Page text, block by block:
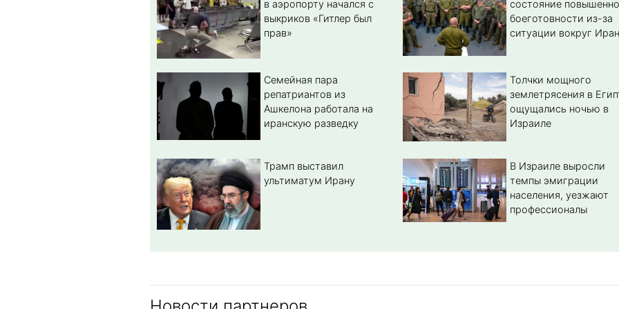
в аэропорту начался с
выкриков «Гитлер был
прав»
состояние
боеготовности из-за
ситуации вокруг
Семейная пара
репатриантов из
Ашкелона работала на
иранскую разведку
Толчки мощного
землетрясения в
ощущались ночью в
Израиле
Трамп выставил
ультиматум Ирану
В Израиле выросли
темпы эмиграции
населения, уезжают
профессионалы